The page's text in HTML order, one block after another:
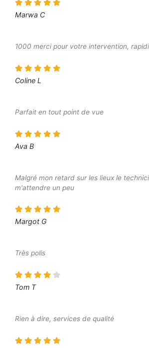
Marwa C
1000 merci pour votre intervention,
Coline L
Parfait en tout point de vue
Ava B
Malgré mon retard sur les lieux le
m'attendre un peu
Margot G
Très polis
Tom T
Rien à dire, services de qualité